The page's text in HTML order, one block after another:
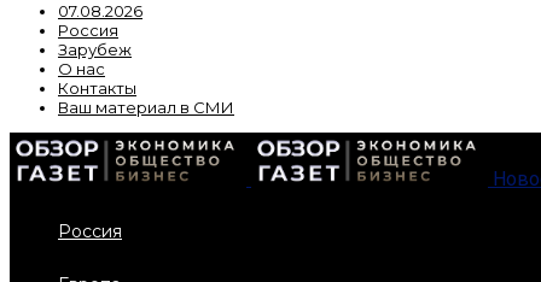
07.08.2026
Россия
Зарубеж
О нас
Контакты
Ваш материал в СМИ
Россия